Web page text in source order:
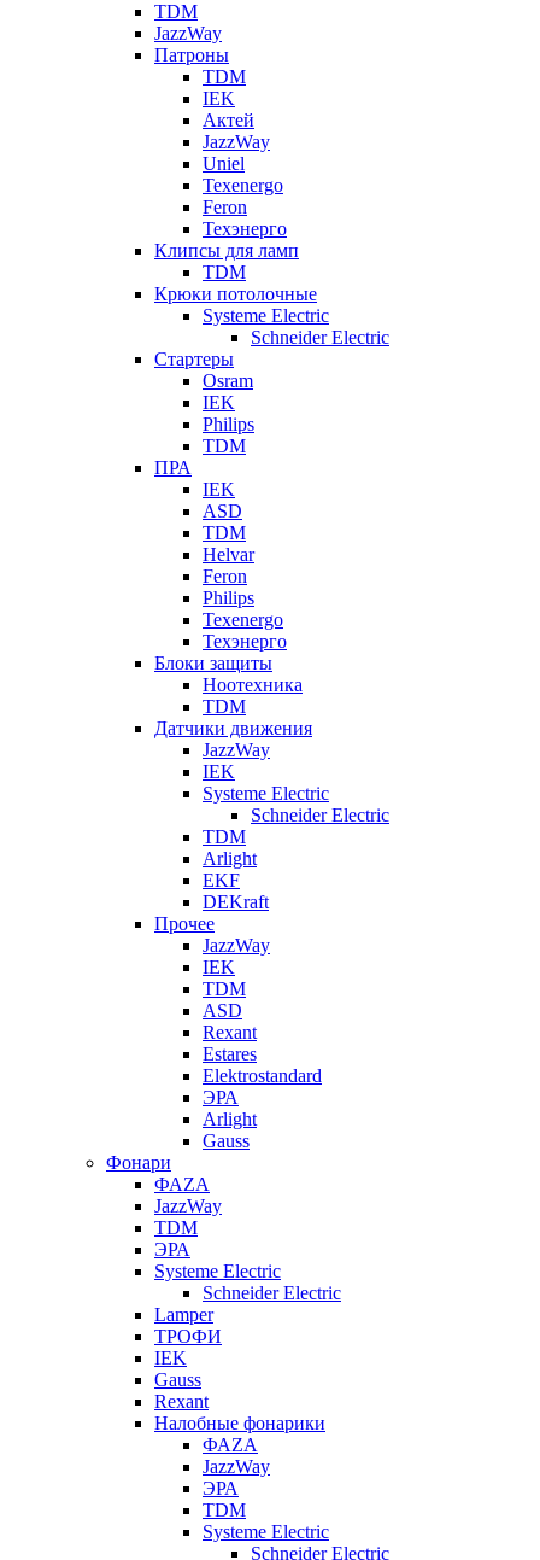
TDM
JazzWay
Патроны
TDM
IEK
Актей
JazzWay
Uniel
Texenergo
Feron
Техэнерго
Клипсы для ламп
TDM
Крюки потолочные
Systeme Electric
Schneider Electric
Стартеры
Osram
IEK
Philips
TDM
ПРА
IEK
ASD
TDM
Helvar
Feron
Philips
Texenergo
Техэнерго
Блоки защиты
Ноотехника
TDM
Датчики движения
JazzWay
IEK
Systeme Electric
Schneider Electric
TDM
Arlight
EKF
DEKraft
Прочее
JazzWay
IEK
TDM
ASD
Rexant
Estares
Elektrostandard
ЭРА
Arlight
Gauss
Фонари
ФАZА
JazzWay
TDM
ЭРА
Systeme Electric
Schneider Electric
Lamper
ТРОФИ
IEK
Gauss
Rexant
Налобные фонарики
ФАZА
JazzWay
ЭРА
TDM
Systeme Electric
Schneider Electric